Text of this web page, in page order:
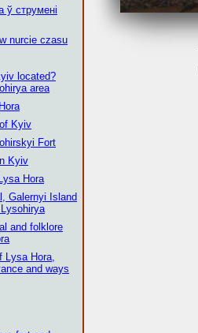
ў струмені
nurcie czasu
located?
area
Kyiv
Fort
Kyiv
Hora
Galernyi Island
and folklore
Lysa Hora,
and ways